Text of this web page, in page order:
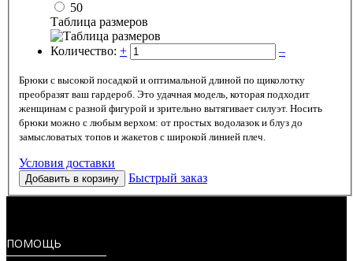
50
Таблица размеров
Количество: + –
Брюки с высокой посадкой и оптимальной длиной по щиколотку
преобразят ваш гардероб. Это удачная модель, которая подходит
женщинам с разной фигурой и зрительно вытягивает силуэт. Носить
брюки можно с любым верхом: от простых водолазок и блуз до
замысловатых топов и жакетов с широкой линией плеч.
Условия доставки
Добавить в корзину Быстрый заказ
ПОМОЩЬ